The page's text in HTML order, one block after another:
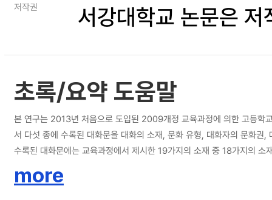
저작권 서강대학교 논문은
초록/요약 도움말
본 연구는 2013년 처음으로 도입된 2009개정 교육과정에 의한 고등학
서 다섯 종에 수록된 대화문을 대화의 소재, 문화 유형, 대화자의 문화권, 대화의
수록된 대화문에는 교육과정에서 제시한 19가지의 소재 중 18가지의
나라의 인사법, 바닥에 앉는 문화 등 다양한 내용들이 다뤄졌다. 그 뒤를 이어 정신문화, 물질문화 순의 비중이 나타났다. 셋째, 대화자간 문화
more